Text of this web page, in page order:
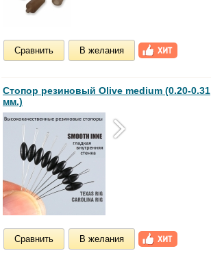
Сравнить В желания
Стопор резиновый Olive medium (0.20-0.31
мм.)
Сравнить В желания